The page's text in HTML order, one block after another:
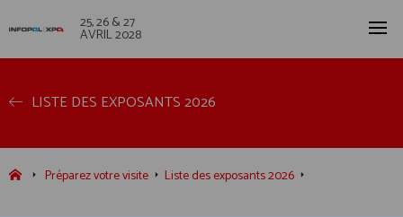
25, 26 & 27
AVRIL 2028
LISTE DES EXPOSANTS 2026
Préparez votre visite Liste des exposants 2026